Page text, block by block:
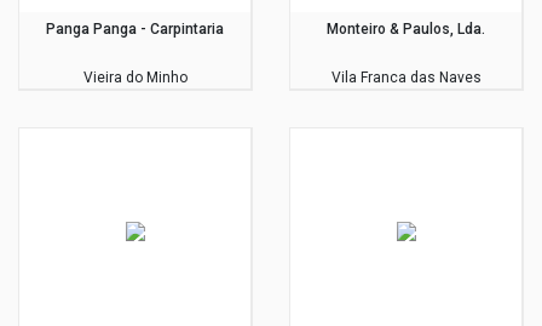
Panga Panga - Carpintaria
Vieira do Minho
Monteiro & Paulos, Lda.
Vila Franca das Naves